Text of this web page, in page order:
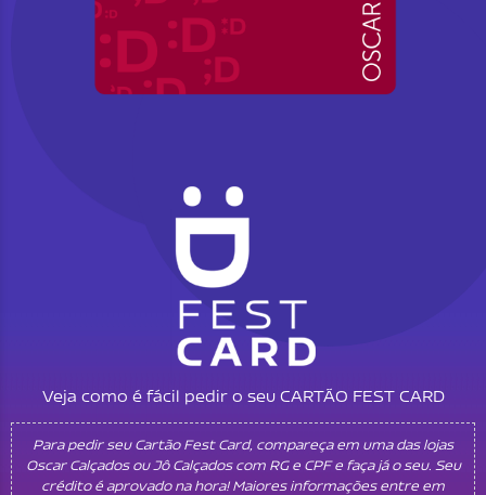
Veja como é fácil pedir o seu CARTÃO FEST CARD
Para pedir seu Cartão Fest Card, compareça em uma das lojas
Oscar Calçados ou Jô Calçados com RG e CPF e faça já o seu. Seu
crédito é aprovado na hora! Maiores informações entre em